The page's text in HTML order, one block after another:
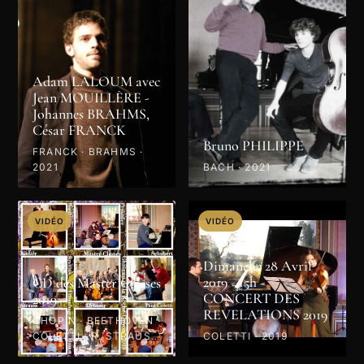
Adam LALOUM avec
Jean MOUILLÈRE -
Johannes BRAHMS,
César FRANCK
FRANCK · BRAHMS ·
2021
Bruno PHILIPPE
BACH · 2021
VIDÉO
CD des Master Classes
2019
CHOPIN · BEETHOVEN ·
COLETTI · R. STRAUSS
· PROKOFIEV · MOZART
VIDÉO
Dimanche 28 Avril
2019 - 15h -
CONCERT DES
REVELATIONS 2019
COLETTI · 2019